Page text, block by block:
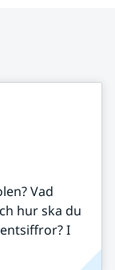
Vad
hur ska du
I